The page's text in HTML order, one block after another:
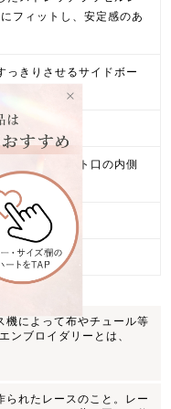
フィットし、安定感のあ
っきりさせるサイドボー
パッドポケット口の内側
機によって布やチュール等
ンブロイダリーとは、
られたレースのこと。レー